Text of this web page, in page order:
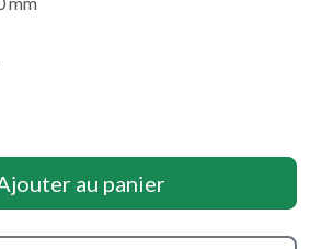
au panier